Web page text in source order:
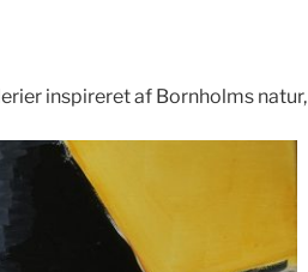
inspireret af Bornholms